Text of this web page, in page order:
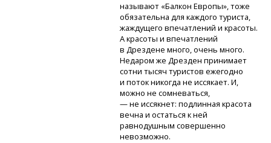
называют «Балкон Европы», тоже
обязательна для каждого туриста,
жаждущего впечатлений и красоты.
А красоты и впечатлений
в Дрездене много, очень много.
Недаром же Дрезден принимает
сотни тысяч туристов ежегодно
и поток никогда не иссякает. И,
можно не сомневаться,
— не иссякнет: подлинная красота
вечна и остаться к ней
равнодушным совершенно
невозможно.